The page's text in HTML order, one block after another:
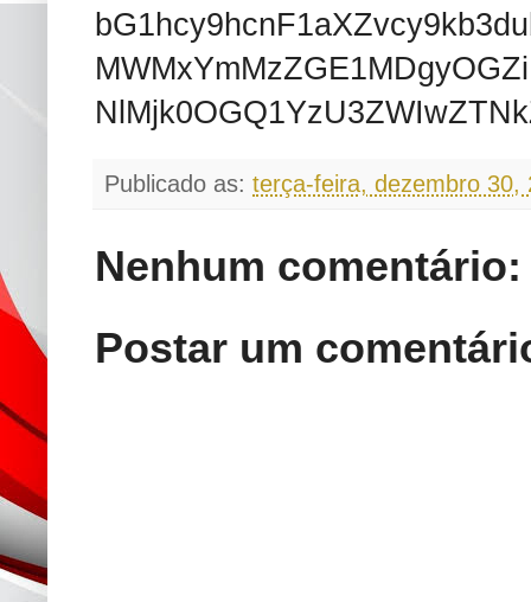
Publicado as: terça-feira, dezembro 30,
Nenhum comentário:
Postar um